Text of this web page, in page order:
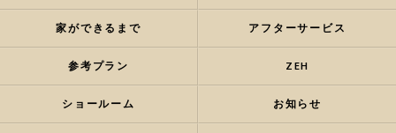
家ができるまで アフターサービス
参考プラン ZEH
ショールーム お知らせ